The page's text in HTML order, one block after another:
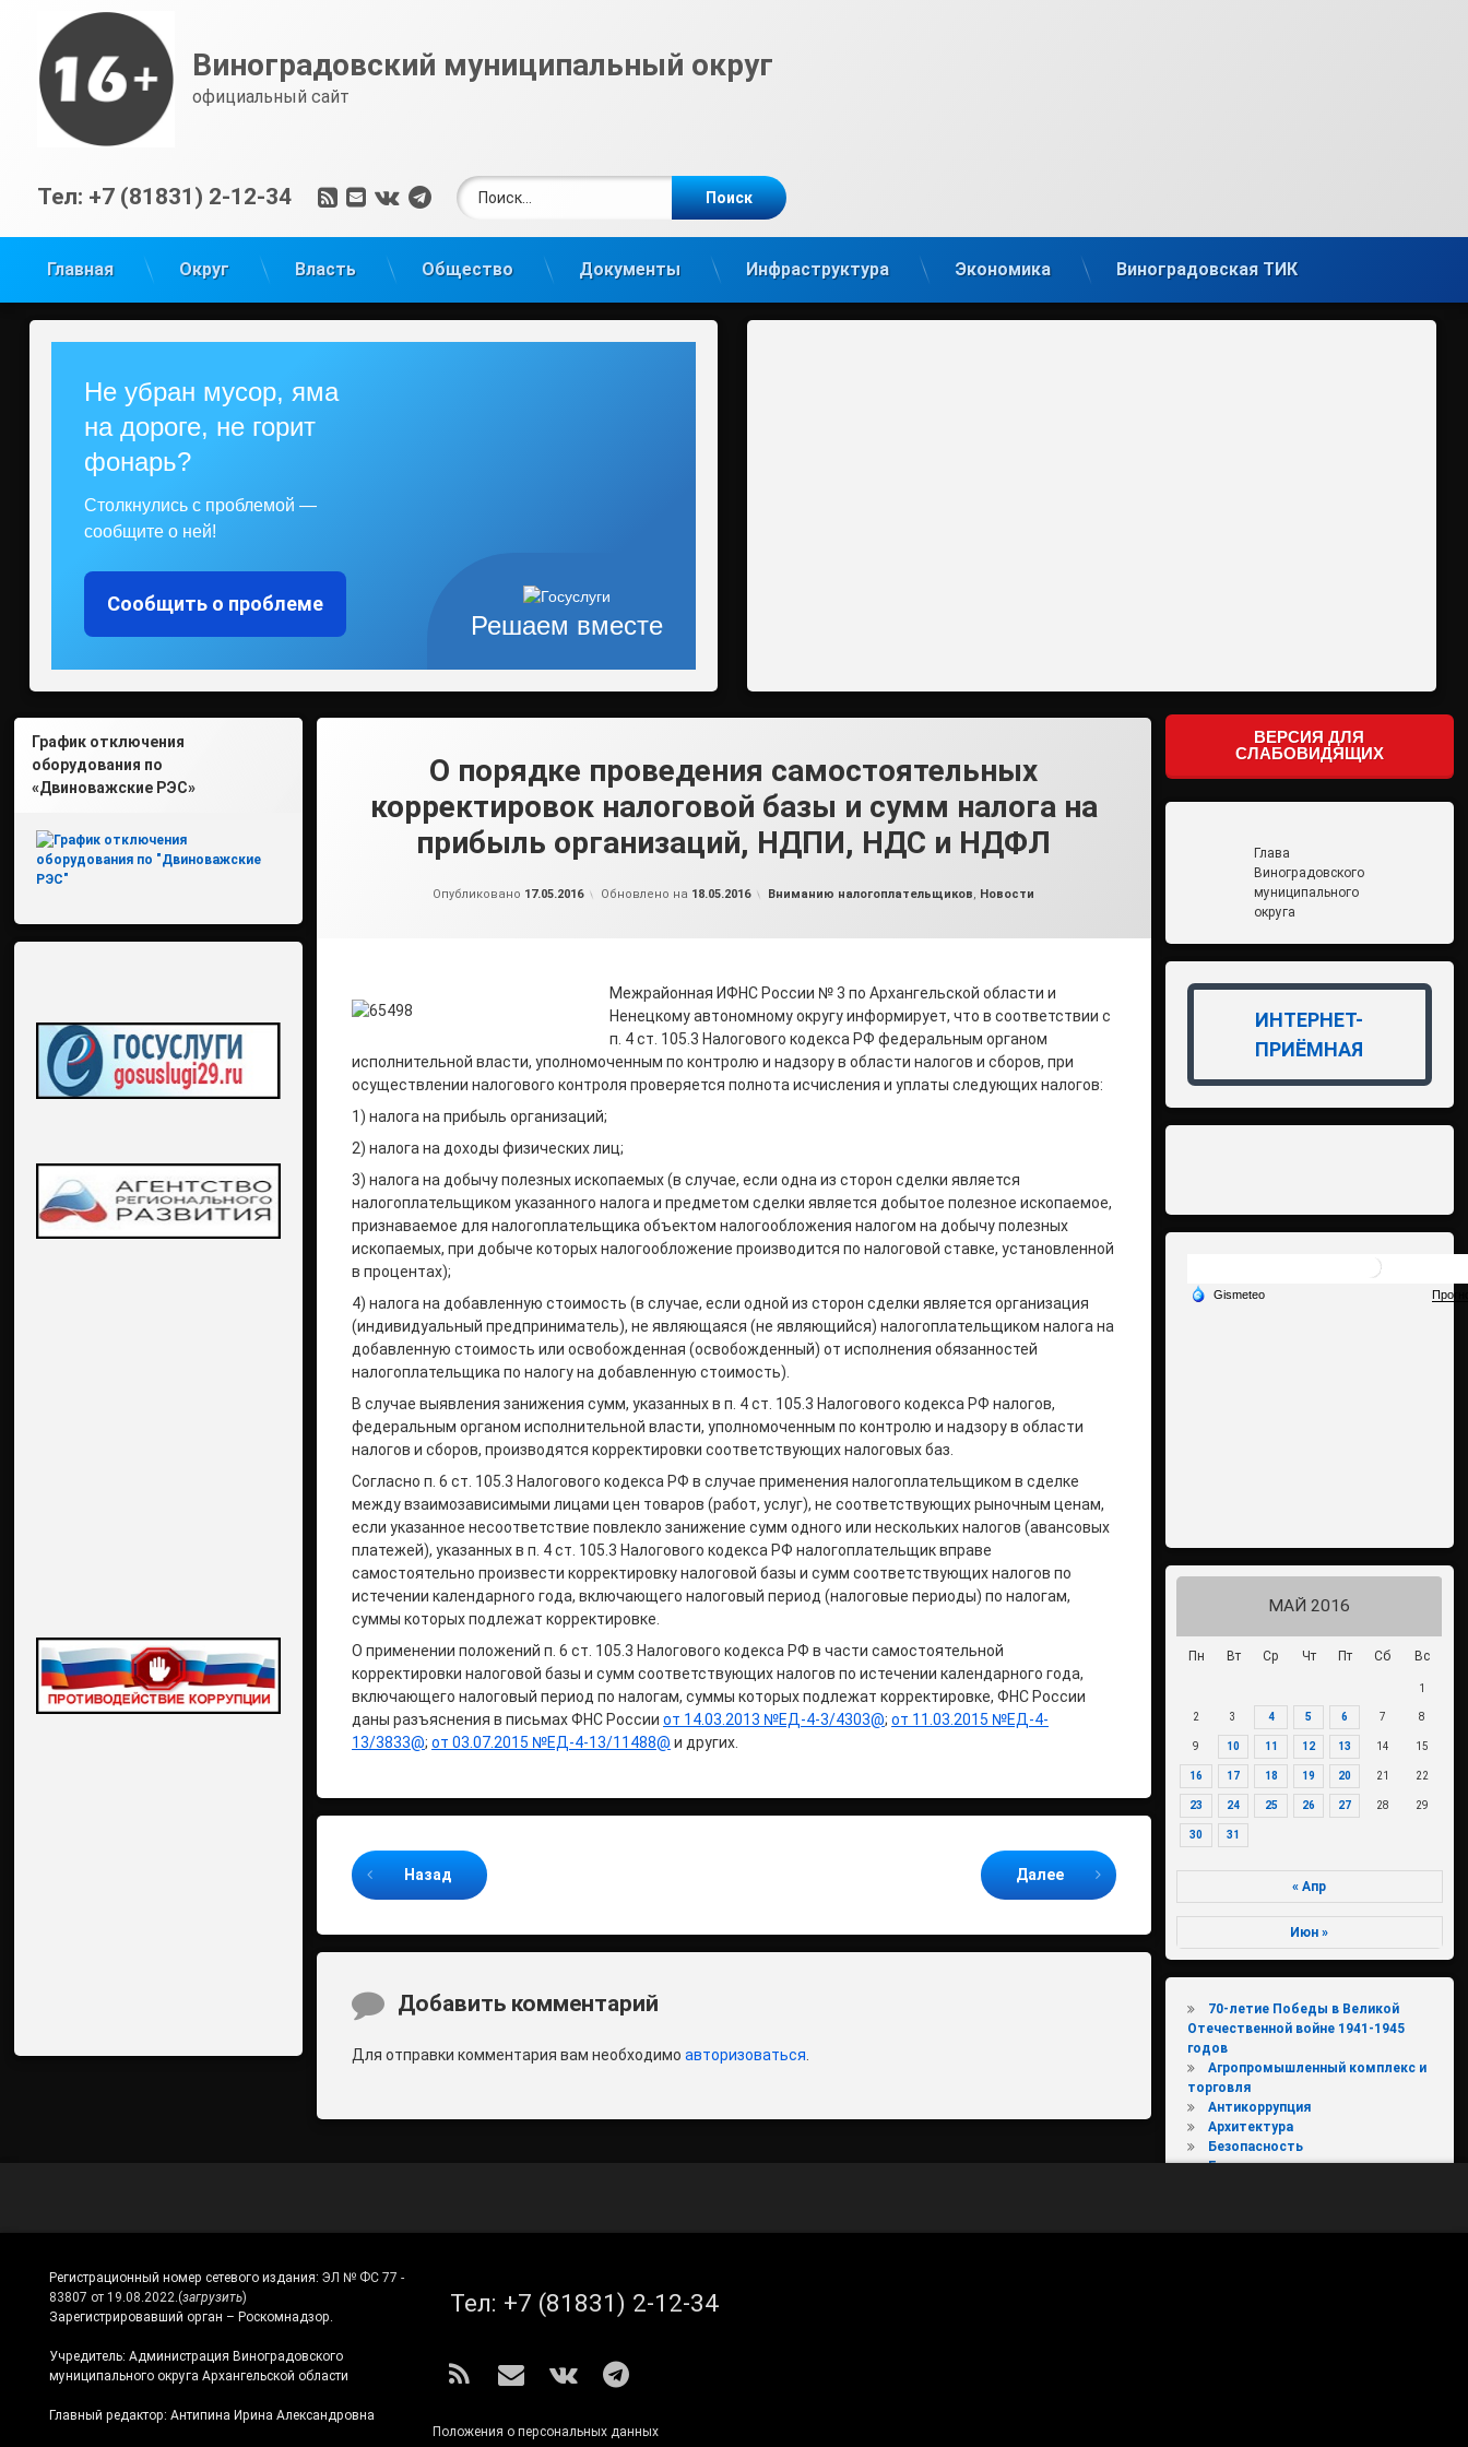
содержимому
Виноградовский муниципальный округ
официальный сайт
Тел: +7 (81831) 2-12-34 RSSE-mailВКонтакте
Telegram
Найти:
Главная Округ Власть Общество Документы Инфраструктура Экономика Виноградовская ТИК
Решаем вместе
Не убран мусор, яма
на дороге, не горит
фонарь?
Столкнулись с проблемой —
сообщите о ней!
Сообщить о проблеме
О порядке проведения самостоятельных
корректировок налоговой базы и сумм налога на
прибыль организаций, НДПИ, НДС и НДФЛ
Опубликовано 17.05.2016 Обновлено на 18.05.2016 Рубрики:
Вниманию налогоплательщиков, Новости
Межрайонная ИФНС России № 3 по Архангельской области и
Ненецкому автономному округу информирует, что в соответствии с
п. 4 ст. 105.3 Налогового кодекса РФ федеральным органом
исполнительной власти, уполномоченным по контролю и надзору в области налогов и сборов, при
осуществлении налогового контроля проверяется полнота исчисления и уплаты следующих налогов:
1) налога на прибыль организаций;
2) налога на доходы физических лиц;
3) налога на добычу полезных ископаемых (в случае, если одна из сторон сделки является
налогоплательщиком указанного налога и предметом сделки является добытое полезное ископаемое,
признаваемое для налогоплательщика объектом налогообложения налогом на добычу полезных
ископаемых, при добыче которых налогообложение производится по налоговой ставке, установленной
в процентах);
4) налога на добавленную стоимость (в случае, если одной из сторон сделки является организация
(индивидуальный предприниматель), не являющаяся (не являющийся) налогоплательщиком налога на
добавленную стоимость или освобожденная (освобожденный) от исполнения обязанностей
налогоплательщика по налогу на добавленную стоимость).
В случае выявления занижения сумм, указанных в п. 4 ст. 105.3 Налогового кодекса РФ налогов,
федеральным органом исполнительной власти, уполномоченным по контролю и надзору в области
налогов и сборов, производятся корректировки соответствующих налоговых баз.
Согласно п. 6 ст. 105.3 Налогового кодекса РФ в случае применения налогоплательщиком в сделке
между взаимозависимыми лицами цен товаров (работ, услуг), не соответствующих рыночным ценам,
если указанное несоответствие повлекло занижение сумм одного или нескольких налогов (авансовых
платежей), указанных в п. 4 ст. 105.3 Налогового кодекса РФ налогоплательщик вправе
самостоятельно произвести корректировку налоговой базы и сумм соответствующих налогов по
истечении календарного года, включающего налоговый период (налоговые периоды) по налогам,
суммы которых подлежат корректировке.
О применении положений п. 6 ст. 105.3 Налогового кодекса РФ в части самостоятельной
корректировки налоговой базы и сумм соответствующих налогов по истечении календарного года,
включающего налоговый период по налогам, суммы которых подлежат корректировке, ФНС России
даны разъяснения в письмах ФНС Россииот 14.03.2013 №ЕД-4-3/4303@;от 11.03.2015 №ЕД-4-
13/3833@;от 03.07.2015 №ЕД-4-13/11488@ и других.
Продолжайте читать
Назад Далее
Комментарии
Добавить комментарий
Для отправки комментария вам необходимоавторизоваться
График отключения
оборудования по
«Двиноважские РЭС»
ВЕРСИЯ ДЛЯ
СЛАБОВИДЯЩИХ
Глава
Виноградовского
муниципального
округа
ИНТЕРНЕТ-
ПРИЁМНАЯ
МАЙ 2016
Пн Вт Ср Чт Пт Сб Вс
1
2 3 4 5 6 7 8
9 10 11 12 13 14 15
16 17 18 19 20 21 22
23 24 25 26 27 28 29
30 31
« Апр
Июн »
70-летие Победы в Великой
Отечественной войне 1941-1945
годов
Агропромышленный комплекс и
торговля
Антикоррупция
Архитектура
Безопасность
Биологические отходы
Регистрационный номер сетевого издания: ЭЛ № ФС 77 -
83807 от 19.08.2022.(загрузить)
Зарегистрировавший орган – Роскомнадзор.
Учредитель: Администрация Виноградовского
муниципального округа Архангельской области
Главный редактор: Антипина Ирина Александровна
Тел: +7 (81831) 2-12-34
RSS E-mailВКонтакте
Telegram
Положения о персональных данных